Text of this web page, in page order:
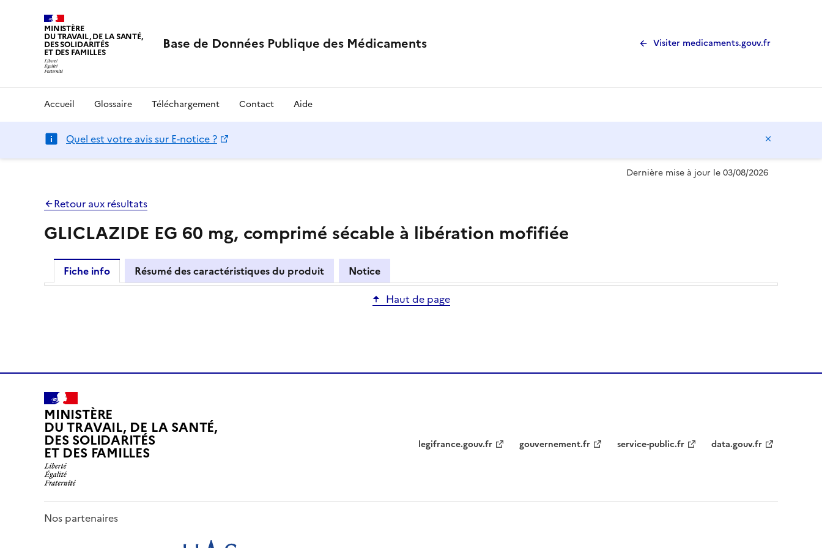
MINISTÈRE
DU TRAVAIL, DE LA SANTÉ,
DES SOLIDARITÉS
ET DES FAMILLES Base de Données Publique des Médicaments Visiter medicaments.gouv.fr
Accueil Glossaire Téléchargement Contact Aide
Quel est votre avis sur E-notice ?
Dernière mise à jour le 03/08/2026
Retour aux résultats
GLICLAZIDE EG 60 mg, comprimé sécable à libération mofifiée
Fiche info Résumé des caractéristiques du produit
Notice
Haut de page
MINISTÈRE
DU TRAVAIL, DE LA SANTÉ,
DES SOLIDARITÉS
ET DES FAMILLES legifrance.gouv.fr gouvernement.fr service-public.fr data.gouv.fr
Nos partenaires